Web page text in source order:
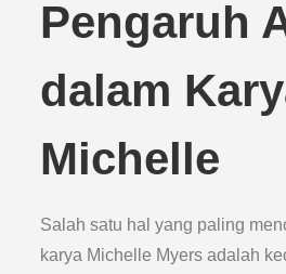
Pengaruh
dalam
Michelle
Salah satu hal yang paling
karya Michelle Myers adalah